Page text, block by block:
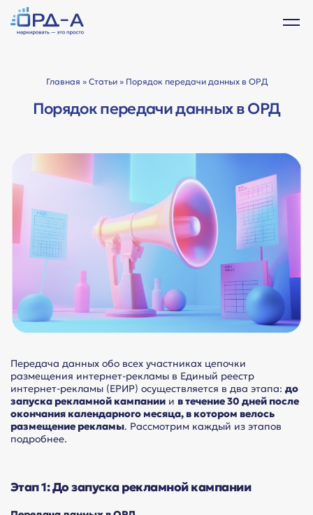
Главная » Статьи» Порядок передачи данных в ОРД
Порядок передачи данных в ОРД
Передача данных обо всех участниках цепочки
размещения интернет-рекламы в Единый реестр
интернет-рекламы (ЕРИР) осуществляется в два этапа: до
запуска рекламной кампании и в течение 30 дней после
окончания календарного месяца, в котором велось
размещение рекламы. Рассмотрим каждый из этапов
подробнее.
Этап 1: До запуска рекламной кампании